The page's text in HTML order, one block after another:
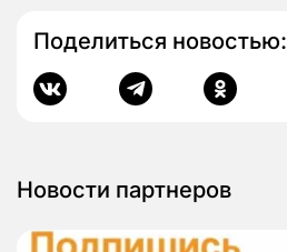
Поделиться новостью:
Новости партнеров